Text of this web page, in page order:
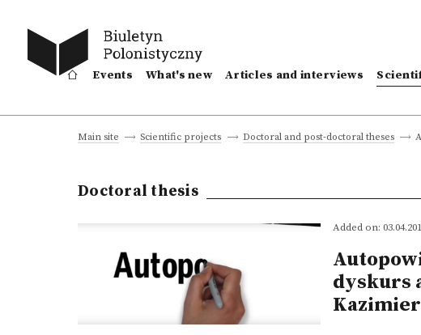
Events What's new Articles and interviews
Main site Scientific projects Doctoral and post-doctoral theses
Doctoral thesis
Added on:
dyskurs